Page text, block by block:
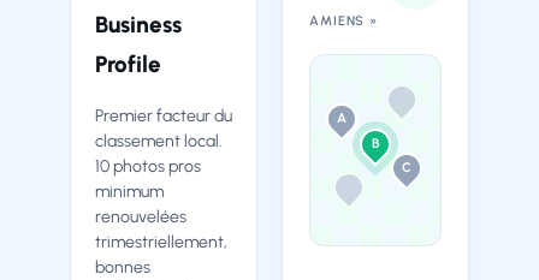
Business
Profile
Premier facteur du
classement local.
10 photos pros
minimum
renouvelées
trimestriellement,
bonnes
AMIENS »
A
B
C